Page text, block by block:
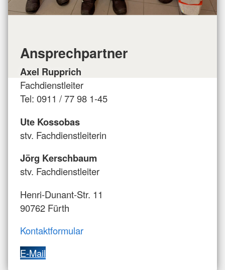
Ansprechpartner
Axel Rupprich
Fachdienstleiter
Tel: 0911 / 77 98 1-45
Ute Kossobas
stv. Fachdienstleiterin
Jörg Kerschbaum
stv. Fachdienstleiter
Henri-Dunant-Str. 11
90762 Fürth
Kontaktformular
E-Mail